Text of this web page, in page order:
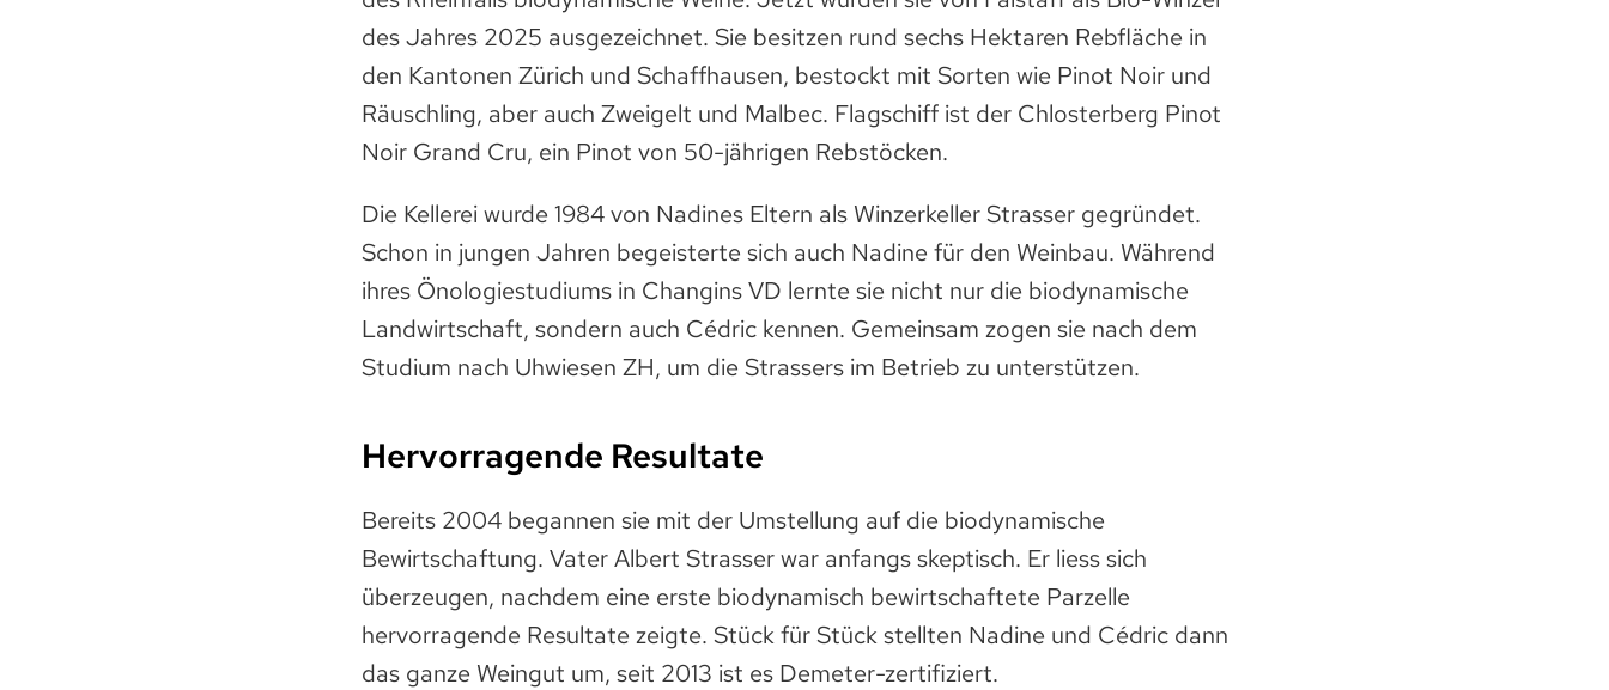
des Jahres 2025 ausgezeichnet. Sie besitzen rund sechs Hektaren Rebfläche in
den Kantonen Zürich und Schaffhausen, bestockt mit Sorten wie Pinot Noir und
Räuschling, aber auch Zweigelt und Malbec. Flagschiff ist der Chlosterberg Pinot
Noir Grand Cru, ein Pinot von 50-jährigen Rebstöcken.
Die Kellerei wurde 1984 von Nadines Eltern als Winzerkeller Strasser gegründet.
Schon in jungen Jahren begeisterte sich auch Nadine für den Weinbau. Während
ihres Önologiestudiums in Changins VD lernte sie nicht nur die biodynamische
Landwirtschaft, sondern auch Cédric kennen. Gemeinsam zogen sie nach dem
Studium nach Uhwiesen ZH, um die Strassers im Betrieb zu unterstützen.
Hervorragende Resultate
Bereits 2004 begannen sie mit der Umstellung auf die biodynamische
Bewirtschaftung. Vater Albert Strasser war anfangs skeptisch. Er liess sich
überzeugen, nachdem eine erste biodynamisch bewirtschaftete Parzelle
hervorragende Resultate zeigte. Stück für Stück stellten Nadine und Cédric dann
das ganze Weingut um, seit 2013 ist es Demeter-zertifiziert.